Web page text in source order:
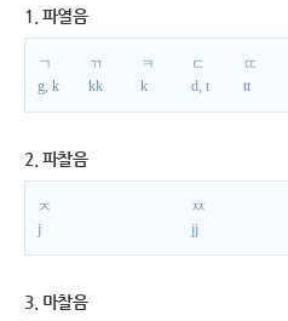
1. 파열음
ㄱ
g, k
ㄲ
kk
ㅋ
k
ㄷ
d, t
ㄸ
tt
2. 파찰음
ㅈ
j
ㅉ
jj
3. 마찰음